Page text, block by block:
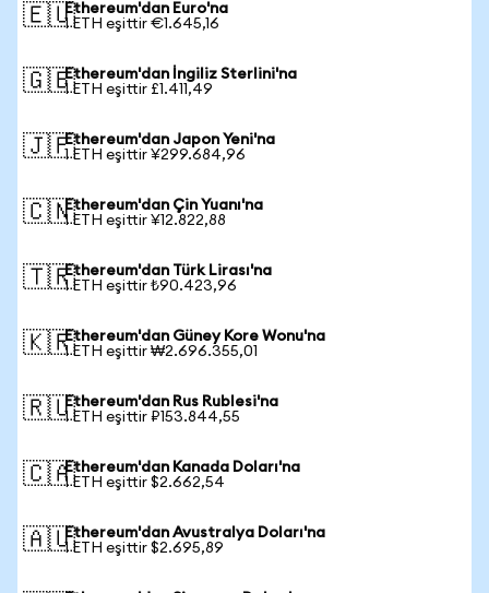
🇪🇺Ethereum'dan Euro'na
1 ETH eşittir €1.645,16
🇬🇧Ethereum'dan İngiliz Sterlini'na
1 ETH eşittir £1.411,49
🇯🇵Ethereum'dan Japon Yeni'na
1 ETH eşittir ¥299.684,96
🇨🇳Ethereum'dan Çin Yuanı'na
1 ETH eşittir ¥12.822,88
🇹🇷Ethereum'dan Türk Lirası'na
1 ETH eşittir ₺90.423,96
🇰🇷Ethereum'dan Güney Kore Wonu'na
1 ETH eşittir ₩2.696.355,01
🇷🇺Ethereum'dan Rus Rublesi'na
1 ETH eşittir ₽153.844,55
🇨🇦Ethereum'dan Kanada Doları'na
1 ETH eşittir $2.662,54
🇦🇺Ethereum'dan Avustralya Doları'na
1 ETH eşittir $2.695,89